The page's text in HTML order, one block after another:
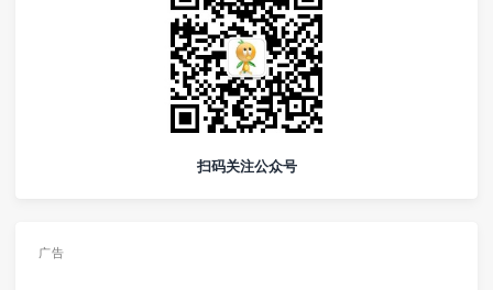
扫码关注公众号
广告